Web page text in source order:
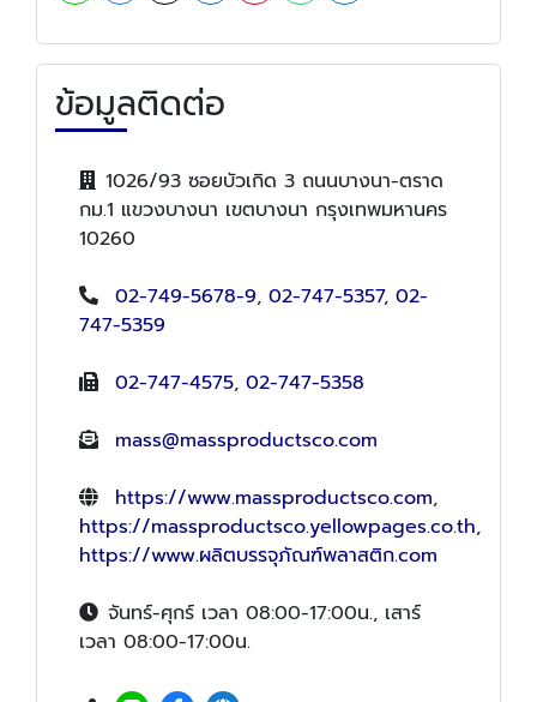
ข้อมูลติดต่อ
1026/93 ซอยบัวเกิด 3 ถนนบางนา-ตราด
กม.1 แขวงบางนา เขตบางนา กรุงเทพมหานคร
10260
02-749-5678-9, 02-747-5357, 02-
747-5359
02-747-4575, 02-747-5358
mass@massproductsco.com
https://www.massproductsco.com,
https://massproductsco.yellowpages.co.th,
https://www.ผลิตบรรจุภัณฑ์พลาสติก.com
จันทร์-ศุกร์ เวลา 08:00-17:00น., เสาร์
เวลา 08:00-17:00น.